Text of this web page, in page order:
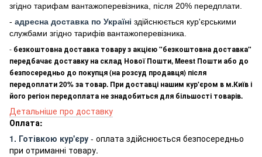
згідно тарифам вантажоперевізника, після 20% передплати.
- адресна доставка по Україні здійснюється кур'єрськими
службами згідно тарифів вантажоперевізника.
- безкоштовна доставка товару з акцією "безкоштовна доставка"
передбачає доставку на склад Нової Пошти, Meest Пошти або до
безпосередньо до покупця (на розсуд продавця) після
передоплати 20% за товар. При доставці нашим кур'єром в м.Київ і
його регіон передоплата не знадобиться для більшості товарів.
Детальніше про доставку
Оплата:
1. Готівкою кур'єру - оплата здійснюється безпосередньо
при отриманні товару.